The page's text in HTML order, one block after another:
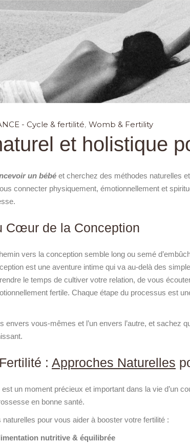
- Cycle & fertilité Womb & Fertility
et holistique
un bébé et cherchez des méthodes naturelles
connecter physiquement, émotionnellement et
Cœur de la Conception
vers la conception semble long ou semé
est une aventure intime qui va au-delà des
le temps de cultiver votre relation, de vous
fertile. Chaque étape du processus est
envers vous-mêmes et l’un envers l’autre, et sachez
: Approches Naturelles
un moment précieux et important dans la vie d’un
en bonne santé.
pour vous aider à booster votre fertilité :
nutritive & équilibrée